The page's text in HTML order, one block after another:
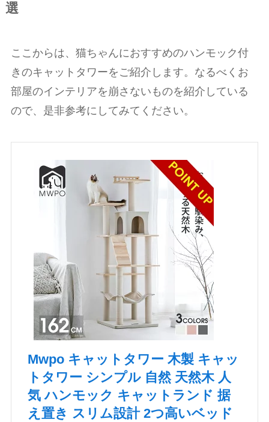
選
ここからは、猫ちゃんにおすすめのハンモック付
きのキャットタワーをご紹介します。なるべくお
部屋のインテリアを崩さないものを紹介している
ので、是非参考にしてみてください。
Mwpo キャットタワー 木製 キャッ
トタワー シンプル 自然 天然木 人
気 ハンモック キャットランド 据
え置き スリム設計 2つ高いベッド